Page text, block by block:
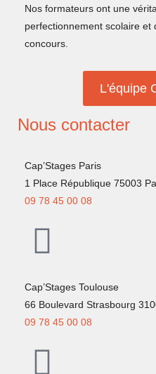
Nos formateurs ont une
perfectionnement scolaire et
concours.
L'équipe
Nous contacter
Cap’Stages Paris
1 Place République 75003
09 78 45 00 08
Cap’Stages Toulouse
66 Boulevard Strasbourg
09 78 45 00 08